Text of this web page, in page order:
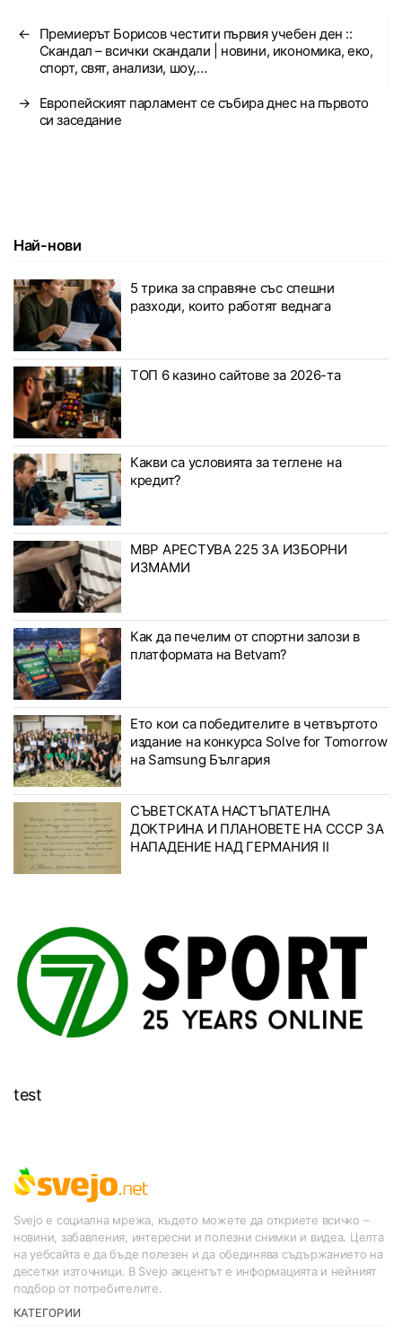
←
Премиерът Борисов честити първия учебен ден ::
Скандал – всички скандали | новини, икономика, еко,
спорт, свят, анализи, шоу,…
→
Европейският парламент се събира днес на първото
си заседание
Най-нови
5 трика за справяне със спешни
разходи, които работят веднага
ТОП 6 казино сайтове за 2026-та
Какви са условията за теглене на
кредит?
МВР АРЕСТУВА 225 ЗА ИЗБОРНИ
ИЗМАМИ
Как да печелим от спортни залози в
платформата на Betvam?
Ето кои са победителите в четвъртото
издание на конкурса Solve for Tomorrow
на Samsung България
СЪВЕТСКАТА НАСТЪПАТЕЛНА
ДОКТРИНА И ПЛАНОВЕТЕ НА СССР ЗА
НАПАДЕНИЕ НАД ГЕРМАНИЯ II
test
Svejo е социална мрежа, където можете да откриете всичко –
новини, забавления, интересни и полезни снимки и видеа. Целта
на уебсайта е да бъде полезен и да обединява съдържанието на
десетки източници. В Svejo акцентът е информацията и нейният
подбор от потребителите.
КАТЕГОРИИ